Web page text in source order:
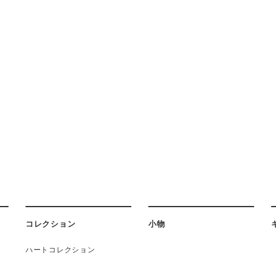
コレクション
ハートコレクション
小物